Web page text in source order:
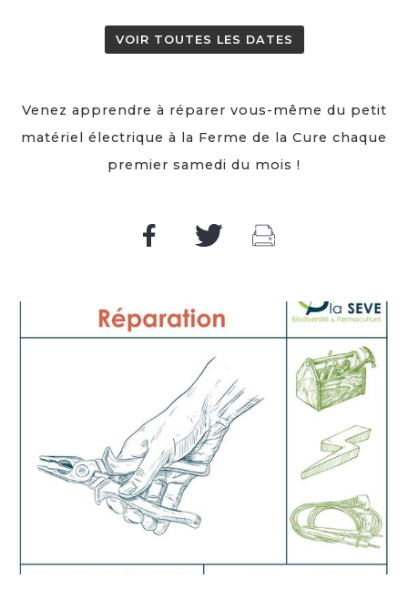
VOIR TOUTES LES DATES
Venez apprendre à réparer vous-même du petit
matériel électrique à la Ferme de la Cure chaque
premier samedi du mois !